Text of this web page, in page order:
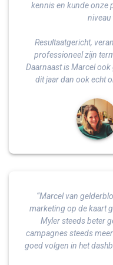
kennis en kunde onze
niveau
Resultaatgericht,
professioneel zijn
Daarnaast is Marcel
dit jaar dan ook echt
“Marcel van
marketing op de kaart
Myler steeds beter
campagnes steeds
goed volgen in het